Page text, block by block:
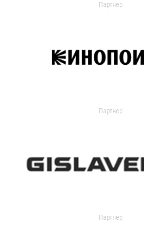
Партнер
Партнер
Партнер